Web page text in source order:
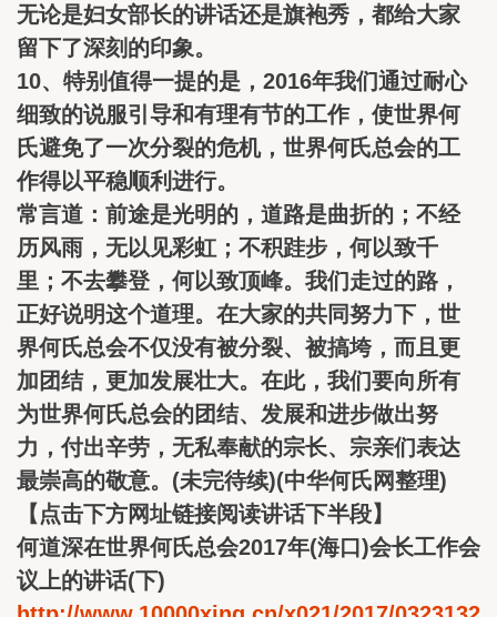
无论是妇女部长的讲话还是旗袍秀，都给大家
留下了深刻的印象。
10、特别值得一提的是，2016年我们通过耐心
细致的说服引导和有理有节的工作，使世界何
氏避免了一次分裂的危机，世界何氏总会的工
作得以平稳顺利进行。
常言道：前途是光明的，道路是曲折的；不经
历风雨，无以见彩虹；不积跬步，何以致千
里；不去攀登，何以致顶峰。我们走过的路，
正好说明这个道理。在大家的共同努力下，世
界何氏总会不仅没有被分裂、被搞垮，而且更
加团结，更加发展壮大。在此，我们要向所有
为世界何氏总会的团结、发展和进步做出努
力，付出辛劳，无私奉献的宗长、宗亲们表达
最崇高的敬意。(未完待续)(中华何氏网整理)
【点击下方网址链接阅读讲话下半段】
何道深在世界何氏总会2017年(海口)会长工作会
议上的讲话(下)